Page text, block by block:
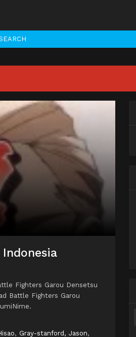
Fighters Garou Densetsu
Battle Fighters Garou
, Gray-stanford, Jason,